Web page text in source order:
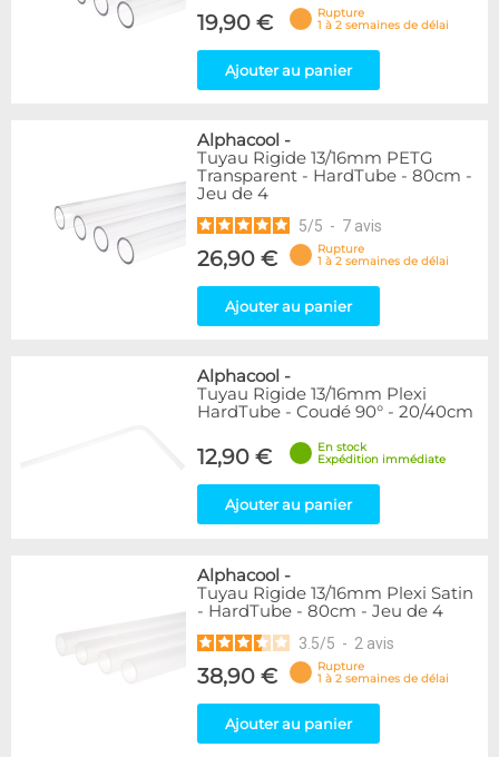
19,90 €
Rupture
1 à 2 semaines de délai
Ajouter au panier
Alphacool -
Tuyau Rigide 13/16mm PETG
Transparent - HardTube - 80cm -
Jeu de 4
5/5 - 7 avis
26,90 €
Rupture
1 à 2 semaines de délai
Ajouter au panier
Alphacool -
Tuyau Rigide 13/16mm Plexi
HardTube - Coudé 90° - 20/40cm
12,90 €
En stock
Expédition immédiate
Ajouter au panier
Alphacool -
Tuyau Rigide 13/16mm Plexi Satin
- HardTube - 80cm - Jeu de 4
3.5/5 - 2 avis
38,90 €
Rupture
1 à 2 semaines de délai
Ajouter au panier